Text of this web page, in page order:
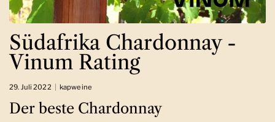
Südafrika Chardonnay -
Vinum Rating
29. Juli 2022 kapweine
Der beste Chardonnay